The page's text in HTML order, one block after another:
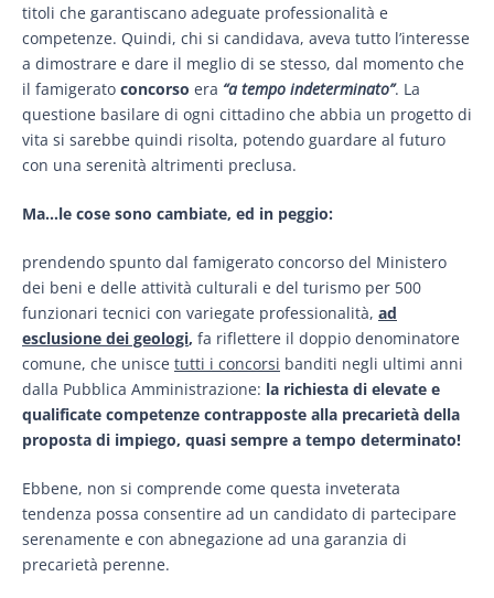
titoli che garantiscano adeguate professionalità e
competenze. Quindi, chi si candidava, aveva tutto l’interesse
a dimostrare e dare il meglio di se stesso, dal momento che
il famigerato concorso era “a tempo indeterminato”. La
questione basilare di ogni cittadino che abbia un progetto di
vita si sarebbe quindi risolta, potendo guardare al futuro
con una serenità altrimenti preclusa.
Ma…le cose sono cambiate, ed in peggio:
prendendo spunto dal famigerato concorso del Ministero
dei beni e delle attività culturali e del turismo per 500
funzionari tecnici con variegate professionalità, ad
esclusione dei geologi, fa riflettere il doppio denominatore
comune, che unisce tutti i concorsi banditi negli ultimi anni
dalla Pubblica Amministrazione: la richiesta di elevate e
qualificate competenze contrapposte alla precarietà della
proposta di impiego, quasi sempre a tempo determinato!
Ebbene, non si comprende come questa inveterata
tendenza possa consentire ad un candidato di partecipare
serenamente e con abnegazione ad una garanzia di
precarietà perenne.